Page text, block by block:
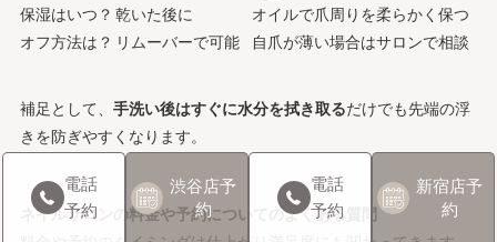
保湿はいつ？ 乾いた後に
オイルで爪周りを柔らかく保つ
オフ方法は？ リムーバーで可能 自爪が薄い場合はサロンで相談
補足として、 手洗い後はすぐに水分を拭き取るだけでも先端の浮
きを防ぎやすくなります。
ネイルサロンの料金や予約についてのよくある質問
電話
予約
渋谷店予
約
電話
予約
新宿店予
約